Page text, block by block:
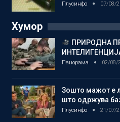
Плусинфо 07/08/
Хумор
ПРИРОДНА
Панорама 02/08/
Зошто мажот е
што одржува
Плусинфо 21/07/